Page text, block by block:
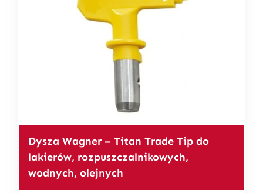
Dysza Wagner – Titan Trade Tip do
lakierów, rozpuszczalnikowych,
wodnych, olejnych